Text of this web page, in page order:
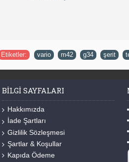
Etiketler: vario m42 g34 şerit
BILGI SAYFALARI
Hakkımızda
İade Şartları
Gizlilik Sözleşmesi
Şartlar & Koşullar
Kapıda Ödeme